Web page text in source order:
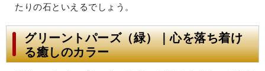
たりの石といえるでしょう。
グリーントパーズ（緑）｜心を落ち着け
る癒しのカラー